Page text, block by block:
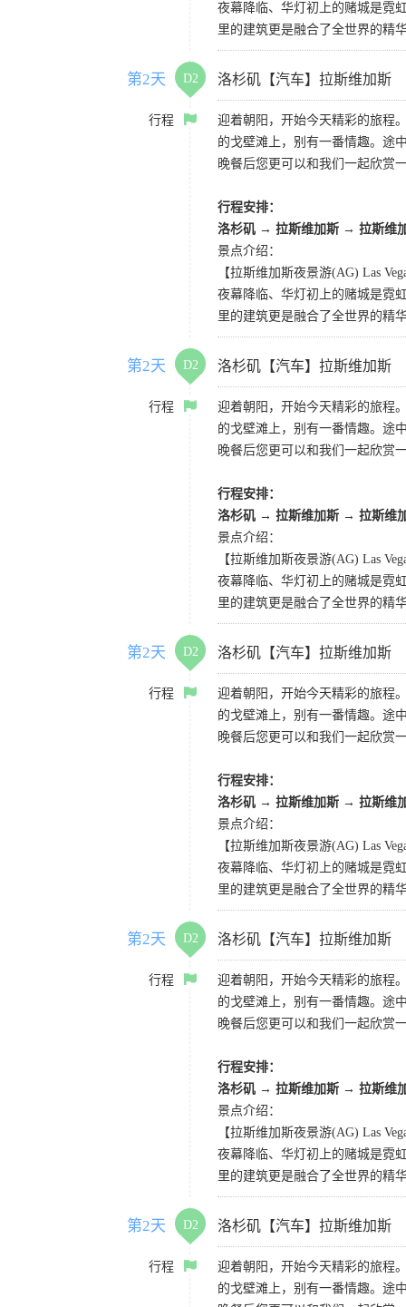
夜幕降临、华灯初上的赌城是霓
里的建筑更是融合了全世界的精
第2天 D2 洛杉矶【汽车】拉斯维加斯
行程
迎着朝阳，开始今天精彩的旅程
的戈壁滩上，别有一番情趣。途
晚餐后您更可以和我们一起欣赏
行程安排：
洛杉矶 → 拉斯维加斯 → 拉斯维
景点介绍：
【拉斯维加斯夜景游(AG) Las
夜幕降临、华灯初上的赌城是霓
里的建筑更是融合了全世界的精
第2天 D2 洛杉矶【汽车】拉斯维加斯
行程
迎着朝阳，开始今天精彩的旅程
的戈壁滩上，别有一番情趣。途
晚餐后您更可以和我们一起欣赏
行程安排：
洛杉矶 → 拉斯维加斯 → 拉斯维
景点介绍：
【拉斯维加斯夜景游(AG) Las
夜幕降临、华灯初上的赌城是霓
里的建筑更是融合了全世界的精
第2天 D2 洛杉矶【汽车】拉斯维加斯
行程
迎着朝阳，开始今天精彩的旅程
的戈壁滩上，别有一番情趣。途
晚餐后您更可以和我们一起欣赏
行程安排：
洛杉矶 → 拉斯维加斯 → 拉斯维
景点介绍：
【拉斯维加斯夜景游(AG) Las
夜幕降临、华灯初上的赌城是霓
里的建筑更是融合了全世界的精
第2天 D2 洛杉矶【汽车】拉斯维加斯
行程
迎着朝阳，开始今天精彩的旅程
的戈壁滩上，别有一番情趣。途
晚餐后您更可以和我们一起欣赏
行程安排：
洛杉矶 → 拉斯维加斯 → 拉斯维
景点介绍：
【拉斯维加斯夜景游(AG) Las
夜幕降临、华灯初上的赌城是霓
里的建筑更是融合了全世界的精
第2天 D2 洛杉矶【汽车】拉斯维加斯
行程
迎着朝阳，开始今天精彩的旅程
的戈壁滩上，别有一番情趣。途